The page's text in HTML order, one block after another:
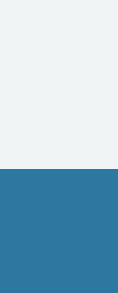
language to